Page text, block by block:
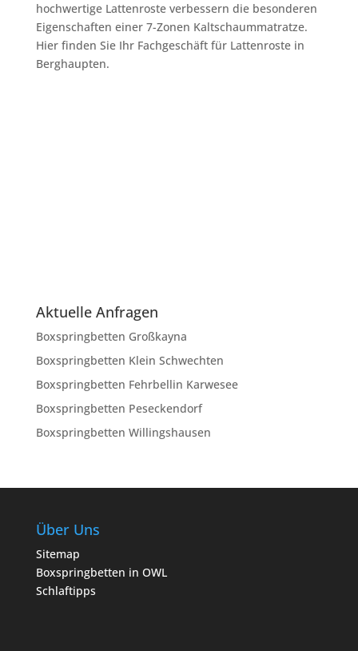
hochwertige Lattenroste verbessern die besonderen
Eigenschaften einer 7-Zonen Kaltschaummatratze.
Hier finden Sie Ihr Fachgeschäft für Lattenroste in
Berghaupten.
Aktuelle Anfragen
Boxspringbetten Großkayna
Boxspringbetten Klein Schwechten
Boxspringbetten Fehrbellin Karwesee
Boxspringbetten Peseckendorf
Boxspringbetten Willingshausen
Über Uns
Sitemap
Boxspringbetten in OWL
Schlaftipps